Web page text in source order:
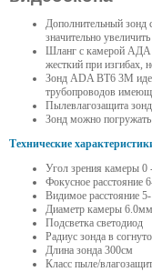
Дополнительный зонд
значительно
Шланг с камерой АДА
жесткий при изгибах,
Зонд ADA BT6 3M
трубопроводов
Пылевлагозащита
Зонд можно
Технические
Угол зрения камеры 0
Фокусное расстояние
Видимое расстояние
Диаметр камеры 6.0мм
Подсветка светодиод
Радиус зонда в
Длина зонда 300см
Класс пыле/